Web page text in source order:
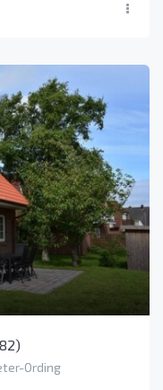
Ording